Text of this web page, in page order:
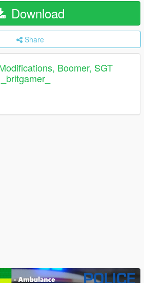
Download
Share
Boomer, SGT